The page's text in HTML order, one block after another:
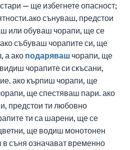
— ще избегнете опасност;
сънуваш, предстои
или обуваш чорапи, ще се
събуваш чорапите си, ще
а ако подаряваш чорапи, ще
чорапите си скъсани,
ако кърпиш чорапи, ще
ще спестяваш пари. ако
предстои ти любовно
ти са шарени, ще се
ще водиш монотонен
в съня означават временно